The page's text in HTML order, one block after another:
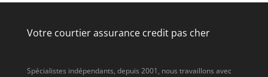
Votre courtier assurance credit pas cher
Spécialistes indépendants, depuis 2001, nous travaillons avec